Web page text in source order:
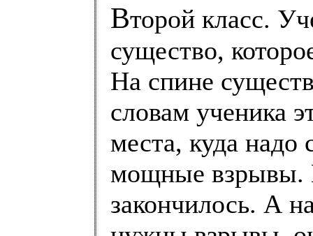
Второй класс.
существо,
На спине
словам ученика
места, куда
мощные взрывы.
закончилось. А